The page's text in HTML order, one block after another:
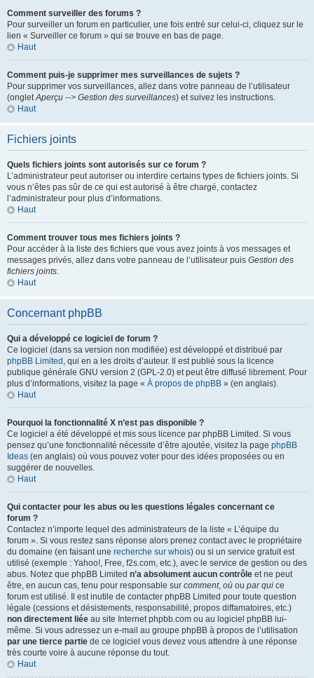
Comment surveiller des forums ?
Pour surveiller un forum en particulier, une fois entré sur celui-ci, cliquez sur le
lien « Surveiller ce forum » qui se trouve en bas de page.
Haut
Comment puis-je supprimer mes surveillances de sujets ?
Pour supprimer vos surveillances, allez dans votre panneau de l’utilisateur
(ongletAperçu --> Gestion des surveillances) et suivez les instructions.
Haut
Fichiers joints
Quels fichiers joints sont autorisés sur ce forum ?
L’administrateur peut autoriser ou interdire certains types de fichiers joints. Si
vous n’êtes pas sûr de ce qui est autorisé à être chargé, contactez
l’administrateur pour plus d’informations.
Haut
Comment trouver tous mes fichiers joints ?
Pour accéder à la liste des fichiers que vous avez joints à vos messages et
messages privés, allez dans votre panneau de l’utilisateur puis Gestion des
fichiers joints.
Haut
Concernant phpBB
Qui a développé ce logiciel de forum ?
Ce logiciel (dans sa version non modifiée) est développé et distribué par
phpBB Limited , qui en a les droits d’auteur. Il est publié sous la licence
publique générale GNU version 2 (GPL-2.0) et peut être diffusé librement. Pour
plus d’informations, visitez la page « À propos de phpBB » (en anglais).
Haut
Pourquoi la fonctionnalité X n’est pas disponible ?
Ce logiciel a été développé et mis sous licence par phpBB Limited. Si vous
pensez qu’une fonctionnalité nécessite d’être ajoutée, visitez la page phpBB
Ideas (en anglais) où vous pouvez voter pour des idées proposées ou en
suggérer de nouvelles.
Haut
Qui contacter pour les abus ou les questions légales concernant ce
forum ?
Contactez n’importe lequel des administrateurs de la liste « L’équipe du
forum ». Si vous restez sans réponse alors prenez contact avec le propriétaire
du domaine (en faisant une recherche sur whois) ou si un service gratuit est
utilisé (exemple : Yahoo!, Free, f2s.com, etc.), avec le service de gestion ou des
abus. Notez que phpBB Limited n’a absolument aucun contrôle et ne peut
être, en aucun cas, tenu pour responsable sur comment, où ou par qui ce
forum est utilisé. Il est inutile de contacter phpBB Limited pour toute question
légale (cessions et désistements, responsabilité, propos diffamatoires, etc.)
non directement liée au site Internet phpbb.com ou au logiciel phpBB lui-
même. Si vous adressez un e-mail au groupe phpBB à propos de l’utilisation
par une tierce partie de ce logiciel vous devez vous attendre à une réponse
très courte voire à aucune réponse du tout.
Haut